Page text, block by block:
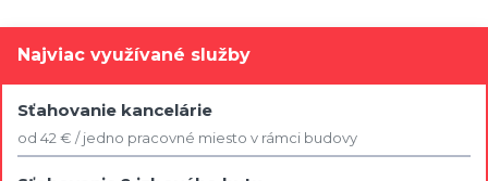
Najviac využívané služby
Sťahovanie kancelárie
od 42 € / jedno pracovné miesto v rámci budovy